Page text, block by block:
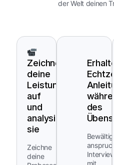
der Welt deinen
Zeichne
deine
Leistung
auf
und
analysiere
sie
Zeichne
deine
Erhalte
des
Übens
Bewältige